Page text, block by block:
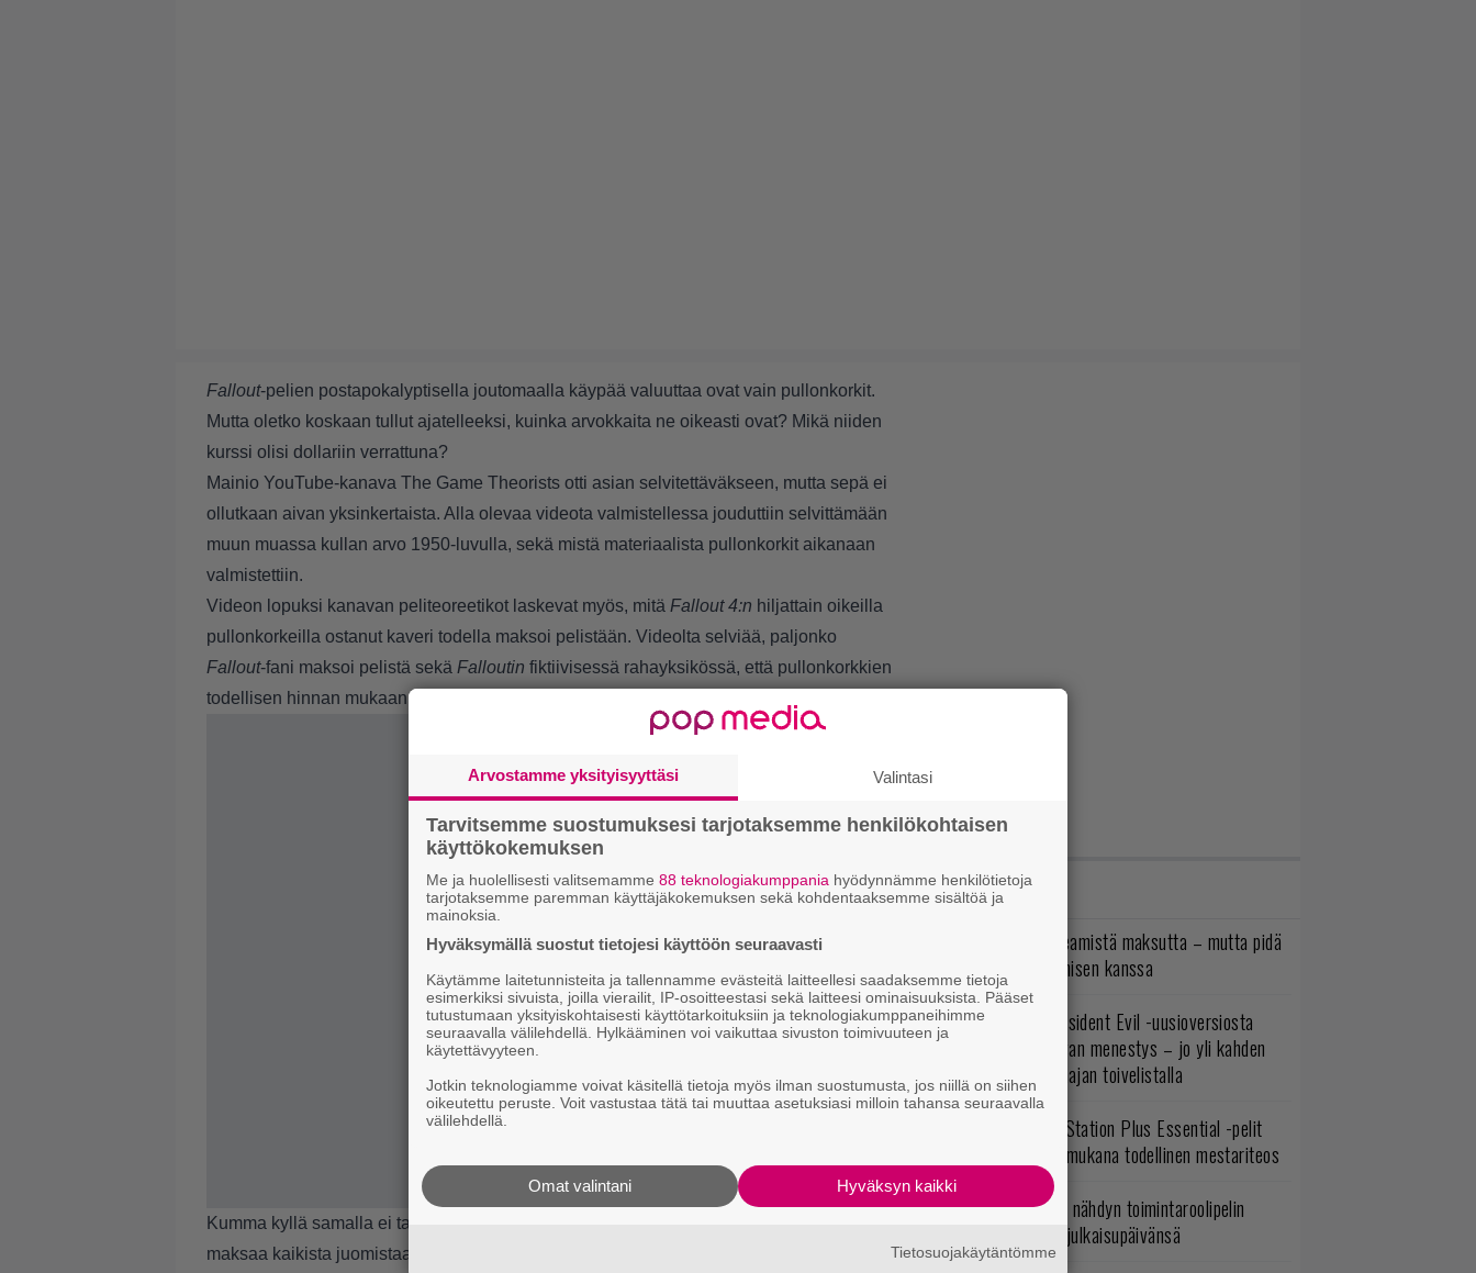
Fallout-pelien postapokalyptisella joutomaalla käypää valuuttaa ovat vain pullonkorkit.
Mutta oletko koskaan tullut ajatelleeksi, kuinka arvokkaita ne oikeasti ovat? Mikä niiden
kurssi olisi dollariin verrattuna?
Mainio YouTube-kanava The Game Theorists otti asian selvitettäväkseen, mutta sepä ei
ollutkaan aivan yksinkertaista. Alla olevaa videota valmistellessa jouduttiin selvittämään
muun muassa kullan arvo 1950-luvulla, sekä mistä materiaalista pullonkorkit aikanaan
valmistettiin.
Videon lopuksi kanavan peliteoreetikot laskevat myös, mitä Fallout 4:n hiljattain oikeilla
pullonkorkeilla ostanut kaveri todella maksoi pelistään. Videolta selviää, paljonko
Fallout-fani maksoi pelistä sekä Falloutin fiktiivisessä rahayksikössä, että pullonkorkkien
todellisen hinnan mukaan nykypäivänä.
Kumma kyllä samalla ei tajuta ottaa huomioon, kuinka paljon tyyppi sai yhteensä
maksaa kaikista juomistaan Coca-Cola -pulloista, mutta se ei riitä videota pilaamaan.
LUETUIMMAT JUTUT
Loistopeli Steamistä maksutta – mutta pidä
kiirettä lataamisen kanssa
Tulevasta Resident Evil -uusioversiosta
näyttäisi tulevan menestys – jo yli kahden
miljoonan pelaajan toivelistalla
Elokuun PlayStation Plus Essential -pelit
ilmestyivät – mukana todellinen mestariteos
Vuonna 2018 nähdyn toimintaroolipelin
jatko-osa sai julkaisupäivänsä
Arvostamme yksityisyyttäsi Valintasi
Tarvitsemme suostumuksesi tarjotaksemme henkilökohtaisen
käyttökokemuksen
Me ja huolellisesti valitsemamme 88 teknologiakumppania hyödynnämme henkilötietoja
tarjotaksemme paremman käyttäjäkokemuksen sekä kohdentaaksemme sisältöä ja
mainoksia.
Hyväksymällä suostut tietojesi käyttöön seuraavasti
Käytämme laitetunnisteita ja tallennamme evästeitä laitteellesi saadaksemme tietoja
esimerkiksi sivuista, joilla vierailit, IP-osoitteestasi sekä laitteesi ominaisuuksista. Pääset
tutustumaan yksityiskohtaisesti käyttötarkoituksiin ja teknologiakumppaneihimme
seuraavalla välilehdellä. Hylkääminen voi vaikuttaa sivuston toimivuuteen ja
käytettävyyteen.
Jotkin teknologiamme voivat käsitellä tietoja myös ilman suostumusta, jos niillä on siihen
oikeutettu peruste. Voit vastustaa tätä tai muuttaa asetuksiasi milloin tahansa seuraavalla
välilehdellä.
Hyväksyn kaikki
Omat valintani
Tietosuojakäytäntömme